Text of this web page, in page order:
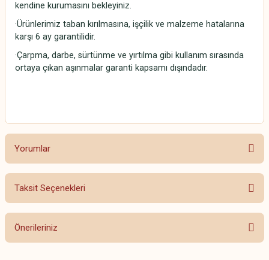
kendine kurumasını bekleyiniz.
·Ürünlerimiz taban kırılmasına, işçilik ve malzeme hatalarına
karşı 6 ay garantilidir.
·Çarpma, darbe, sürtünme ve yırtılma gibi kullanım sırasında
ortaya çıkan aşınmalar garanti kapsamı dışındadır.
Yorumlar
Bu ürüne ilk yorumu siz yapın!
Taksit Seçenekleri
Önerileriniz